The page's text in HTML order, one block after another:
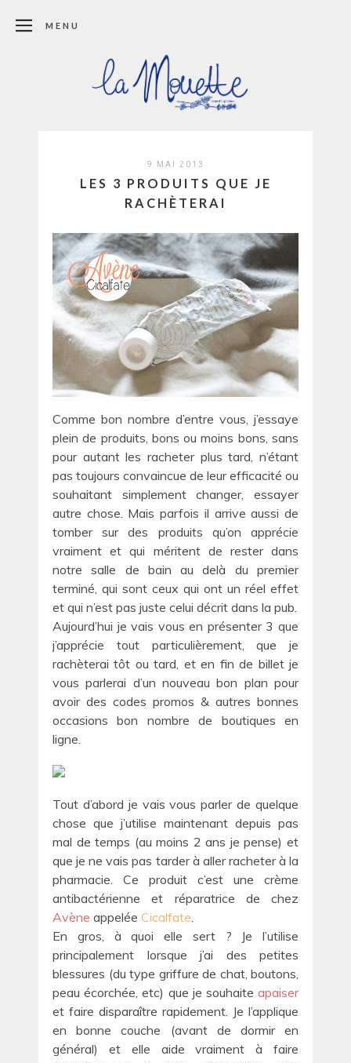
MENU
9 MAI 2013
LES 3 PRODUITS QUE JE
RACHÈTERAI
Comme bon nombre d’entre vous, j’essaye
plein de produits, bons ou moins bons, sans
pour autant les racheter plus tard, n’étant
pas toujours convaincue de leur efficacité ou
souhaitant simplement changer, essayer
autre chose. Mais parfois il arrive aussi de
tomber sur des produits qu’on apprécie
vraiment et qui méritent de rester dans
notre salle de bain au delà du premier
terminé, qui sont ceux qui ont un réel effet
et qui n’est pas juste celui décrit dans la pub.
Aujourd’hui je vais vous en présenter 3 que
j’apprécie tout particulièrement, que je
rachèterai tôt ou tard, et en fin de billet je
vous parlerai d’un nouveau bon plan pour
avoir des codes promos & autres bonnes
occasions bon nombre de boutiques en
ligne.
Tout d’abord je vais vous parler de quelque
chose que j’utilise maintenant depuis pas
mal de temps (au moins 2 ans je pense) et
que je ne vais pas tarder à aller racheter à la
pharmacie. Ce produit c’est une crème
antibactérienne et réparatrice de chez
Avène appelée Cicalfate.
En gros, à quoi elle sert ? Je l’utilise
principalement lorsque j’ai des petites
blessures (du type griffure de chat, boutons,
peau écorchée, etc) que je souhaite apaiser
et faire disparaître rapidement. Je l’applique
en bonne couche (avant de dormir en
général) et elle aide vraiment à faire